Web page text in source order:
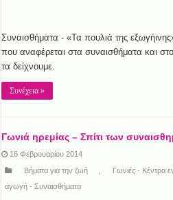
Συναισθήματα - «Τα πουλιά της
που αναφέρεται στα συναισθήματα και
τα δείχνουμε.
Συνέχεια »
Γωνιά ηρεμίας – Σπίτι των
16 Φεβρουαρίου 2014
Βήματα για την ζωή
Γωνιές - Κέντρα
αγωγή - Συναισθήματα